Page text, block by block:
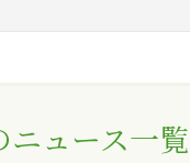
ニュース一覧